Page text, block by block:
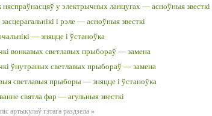
у электрычных ланцугах — асноўныя звесткі
засцерагальнікі і рэле — асноўныя звесткі
— зняцце і ўстаноўка
вонкавых светлавых прыбораў — замена
ўнутраных светлавых прыбораў — замена
светлавыя прыборы — зняцце і ўстаноўка
святла фар — агульныя звесткі
артыкулаў гэтага раздзела »